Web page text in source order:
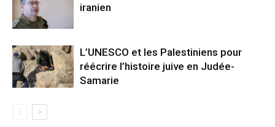
iranien
L’UNESCO et les Palestiniens pour
réécrire l’histoire juive en Judée-
Samarie